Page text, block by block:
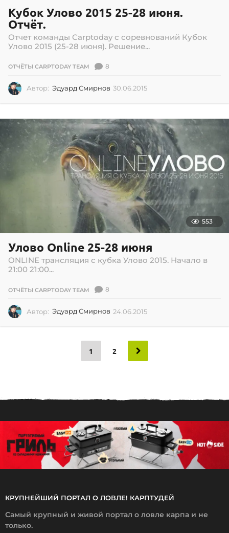
Кубок Улово 2015 25-28 июня.
Отчёт.
Отчет команды Carptoday с соревнований Кубок
Улово 2015 (25-28 июня). Решение...
ОТЧЁТЫ CARPTODAY TEAM 8
Автор: Эдуард Смирнов 30.06.2015
0
6
.
2
0
1
5
553
Улово Online 25-28 июня
ONLINE трансляция с кубка Улово 2015. Начало в
21:00 21:00...
ОТЧЁТЫ CARPTODAY TEAM 8
Автор: Эдуард Смирнов 24.06.2015
0
.
5
1 2
КРУПНЕЙШИЙ ПОРТАЛ О ЛОВЛЕ! КАРПТУДЕЙ
Самый крупный и живой портал о ловле карпа и не
только.